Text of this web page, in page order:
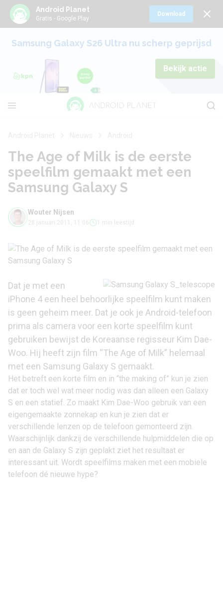
Android Planet
Gratis - Google Play
Download
Samsung Galaxy S26 Ultra nu scherp geprijsd
Bekijk actie
The Age of Milk is de eerste
speelfilm gemaakt met een
Samsung Galaxy S
Wouter Nijsen
28 januari 2011, 11:06 1 min leestijd
Dat je met een
iPhone 4 een heel behoorlijke speelfilm kunt maken
is geen geheim meer. Dat je ook je Android-telefoon
prima als camera voor een korte speelfilm kunt
gebruiken bewijst de Koreaanse regisseur Kim Dae-
Woo. Hij heeft zijn film “The Age of Milk” helemaal
met een Samsung Galaxy S gemaakt.
Het betreft een korte film en in “the making of” kun je zien
dat er toch wel wat meer nodig was dan alleen een Galaxy
S en een statief. Zo maakt Kim Dae-Woo gebruik van een
eigengemaakte zonnekap en kun je zien dat er
verschillende lenzen op de telefoon gemonteerd zijn.
Waarschijnlijk dankzij de verschillende hulpmiddelen die op
en aan de Galaxy S zijn geplakt ziet het resultaat er
interessant uit. Wordt speelfilms maken met een mobiele
telefoon dé nieuwe hype?